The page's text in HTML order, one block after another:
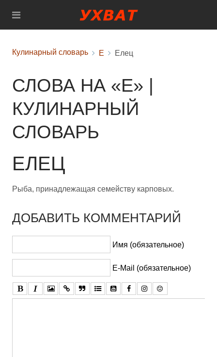
Кулинарный словарь Е Елец
СЛОВА НА «Е» |
КУЛИНАРНЫЙ
СЛОВАРЬ
ЕЛЕЦ
Рыба, принадлежащая семейству карповых.
ДОБАВИТЬ КОММЕНТАРИЙ
Имя (обязательное)
E-Mail (обязательное)